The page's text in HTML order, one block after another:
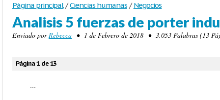
Página principal / Ciencias humanas / Negocios
Analisis 5 fuerzas de porter
Enviado porRebecca • 1 de Febrero de 2018 • 3.053 Palabras (13
Página 1 de 13
...